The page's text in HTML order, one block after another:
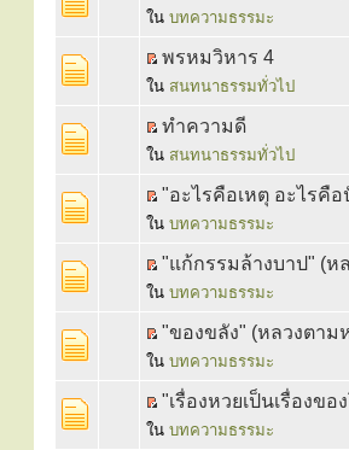
ใน บทความธรรมะ
พรหมวิหาร 4
ใน สนทนาธรรมทั่วไป
ทำความดี
ใน สนทนาธรรมทั่วไป
"อะไรคือเหตุ อะไรคื
ใน บทความธรรมะ
"แก้กรรมล้างบาป" (ห
ใน บทความธรรมะ
"ของขลัง" (หลวงตา
ใน บทความธรรมะ
"เรื่องหวยเป็นเรื่องข
ใน บทความธรรมะ